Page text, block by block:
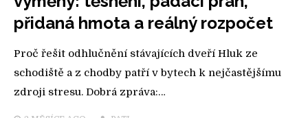
přidaná hmota a reálný rozpočet
Proč řešit odhlučnění stávajících dveří Hluk ze
schodiště a z chodby patří v bytech k nejčastějšímu
zdroji stresu. Dobrá zpráva:…